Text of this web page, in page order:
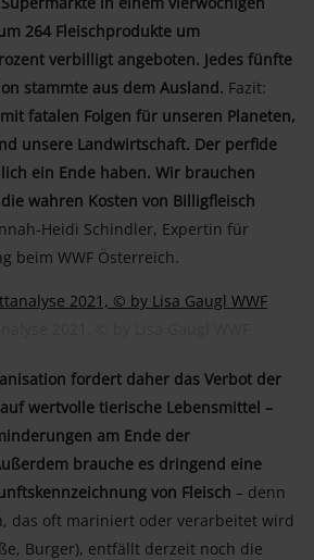
264 Fleischprodukte um
verbilligt angeboten. Jedes fünfte
stammte aus dem Ausland. Fazit:
fatalen Folgen für unseren Planeten,
unsere Landwirtschaft. Der perfide
ein Ende haben. Wir brauchen
wahren Kosten von Billigfleisch
Heidi Schindler, Expertin für
beim WWF Österreich.
fordert daher das Verbot der
wertvolle tierische Lebensmittel –
am Ende der
brauche es dringend eine
von Fleisch – denn
das oft mariniert oder verarbeitet wird
Burger), entfällt derzeit noch die